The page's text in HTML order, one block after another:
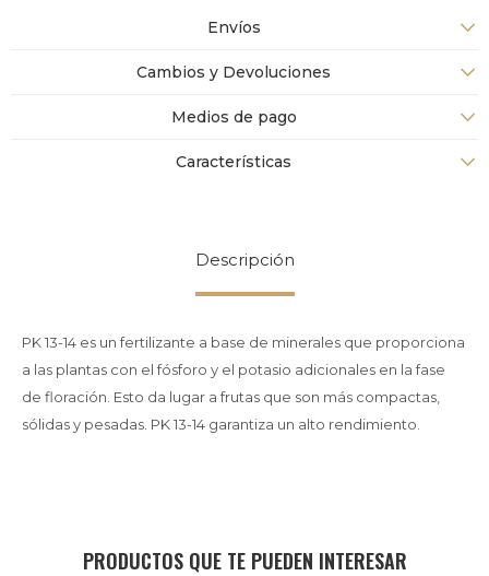
Envíos
Cambios y Devoluciones
Medios de pago
Características
Descripción
PK 13-14 es un fertilizante a base de minerales que proporciona
a las plantas con el fósforo y el potasio adicionales en la fase
de floración. Esto da lugar a frutas que son más compactas,
sólidas y pesadas. PK 13-14 garantiza un alto rendimiento.
PRODUCTOS QUE TE PUEDEN INTERESAR